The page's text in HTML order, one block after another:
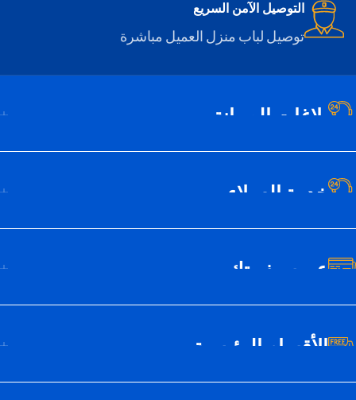
التوصيل الآمن السريع
توصيل لباب منزل العميل مباشرة
بلاغات الصيانة
خدمة العملاء
عن سيف تك
الأقسام الرئيسية